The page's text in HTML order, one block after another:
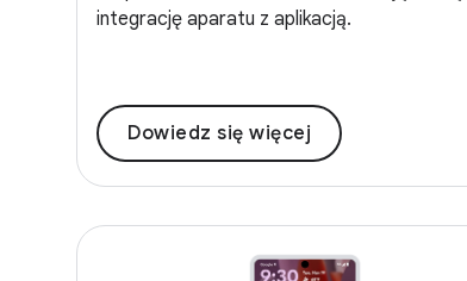
integrację aparatu z aplikacją.
Dowiedz się więcej